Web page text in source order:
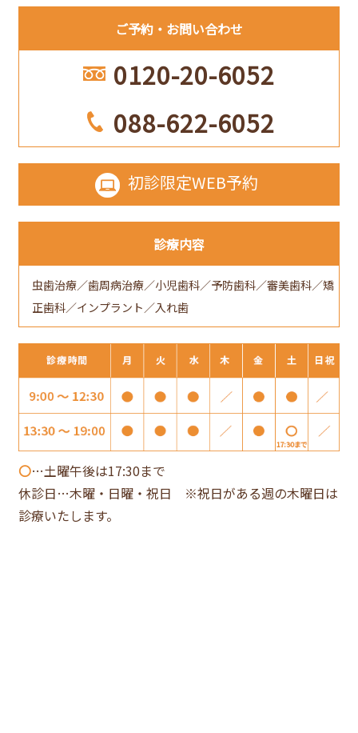
ご予約 お問い合わせ
0120-20-6052
088-622-6052
初診限定WEB予約
診療内容
虫歯治療／歯周病治療／小児歯科／予防歯科／審美歯科／矯
正歯科／インプラント／入れ歯
〇…土曜午後は17:30まで
休診日…木曜・日曜・祝日 ※祝日がある週の木曜日は
診療いたします。